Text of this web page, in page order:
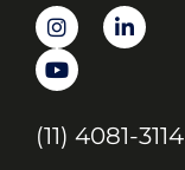
(11) 4081-3114